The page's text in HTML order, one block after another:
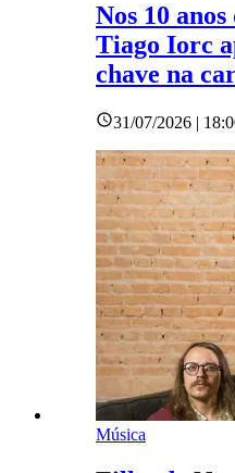
Nos 10
Tiago Iorc
chave na
31/07/2026 |
Música